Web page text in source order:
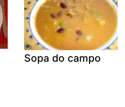
Sopa do campo